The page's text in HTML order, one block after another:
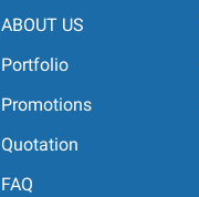
ABOUT US
Portfolio
Promotions
Quotation
FAQ